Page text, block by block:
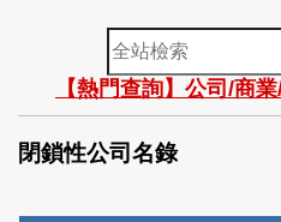
全
站
檢
索
【熱門查詢】公司/商
閉鎖性公司名錄